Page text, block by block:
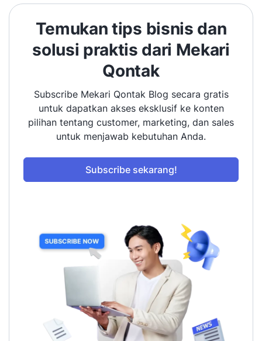
Temukan tips bisnis dan
solusi praktis dari Mekari
Qontak
Subscribe Mekari Qontak Blog secara gratis
untuk dapatkan akses eksklusif ke konten
pilihan tentang customer, marketing, dan sales
untuk menjawab kebutuhan Anda.
Subscribe sekarang!